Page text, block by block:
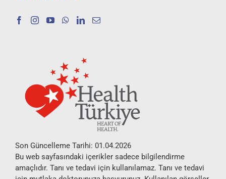
Son Güncelleme Tarihi: 01.04.2026
Bu web sayfasındaki içerikler sadece bilgilendirme
amaçlıdır. Tanı ve tedavi için kullanılamaz. Tanı ve tedavi